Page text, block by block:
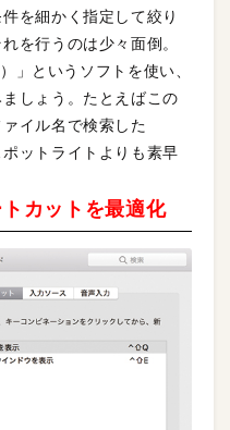
を細かく指定して絞り
を行うのは少々面倒。
」というソフトを使い、
しょう。たとえばこの
イル名で検索した
ットライトよりも素早
カットを最適化